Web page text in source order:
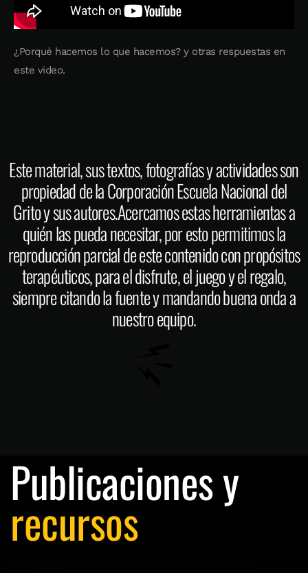
¿Porqué hacemos lo que hacemos? y otras respuestas en
este video.
Este material, sus textos, fotografías y actividades son
propiedad de la Corporación Escuela Nacional del
Grito y sus autores.Acercamos estas herramientas a
quién las pueda necesitar, por esto permitimos la
reproducción parcial de este contenido con propósitos
terapéuticos, para el disfrute, el juego y el regalo,
siempre citando la fuente y mandando buena onda a
nuestro equipo.
Publicaciones y
recursos